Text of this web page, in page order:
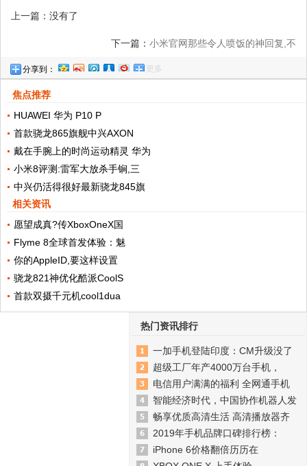
上一篇：没有了
下一篇： 小米官网那些令人喷饭的神回复,不
分享到： 更多
焦点推荐
HUAWEI 华为 P10 P
首款骁龙865旗舰中兴AXON
戴在手腕上的时尚运动精灵 华为
小米8评测:雷军大放杀手锏,三
中兴仍活得很好最新骁龙845旗
相关资讯
愿望成真?传XboxOneX国
Flyme 8全球首发体验：魅
你的AppleID,要这样设置
骁龙821神优化酷派CoolS
首款双摄千元机cool1dua
热门资讯排行
一加手机登陆印度：CM升级没了
超级工厂年产4000万台手机，
电信用户满满的福利 全网通手机
智能经济时代，中国协作机器人发
畅享优质高清生活 高清播放器齐
2019年手机品牌口碑排行榜：
iPhone 6价格翻倍历历在